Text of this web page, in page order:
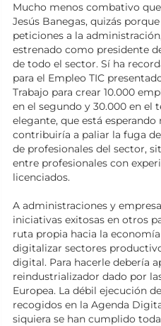
Mucho menos combativo
Jesús Banegas, quizás
peticiones a la
estrenado como presidente
de todo el sector. Sí ha
para el Empleo TIC
Trabajo para crear 10.000
en el segundo y 30.000 en el
elegante, que está
contribuiría a paliar la fuga
de profesionales del sector,
entre profesionales con
licenciados.
A administraciones y
iniciativas exitosas en otros
ruta propia hacia la
digitalizar sectores
digital. Para hacerle debería
reindustrializador dado por
Europea. La débil ejecución
recogidos en la Agenda
siquiera se han cumplido